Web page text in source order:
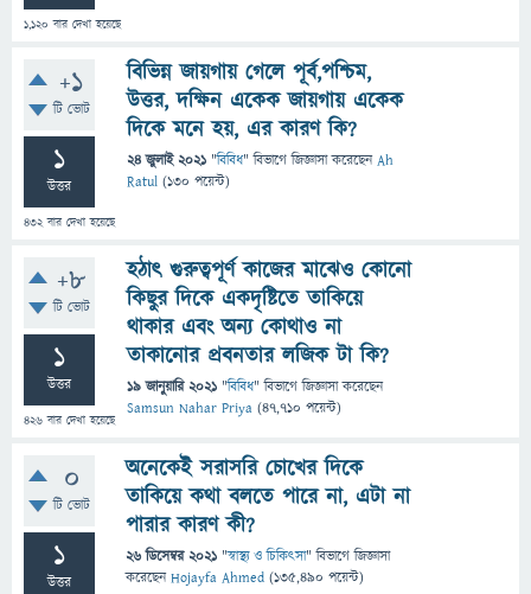
1,120 বার দেখা হয়েছে
+1
টি ভোট
1
উত্তর
432বার দেখা হয়েছে
বিভিন্ন জায়গায় গেলে পূর্ব,পশ্চিম,
উত্তর, দক্ষিন একেক জায়গায় একেক
দিকে মনে হয়, এর কারণ কি?
24 জুলাই 2021 "বিবিধ" বিভাগে জিজ্ঞাসাকরেছেনAh
Ratul (130 পয়েন্ট)
+8
টি ভোট
1
উত্তর
426 বার দেখা হয়েছে
হঠাৎ গুরুত্বপূর্ণ কাজের মাঝেও কোনো
কিছুর দিকে একদৃষ্টিতে তাকিয়ে
থাকার এবং অন্য কোথাও না
তাকানোর প্রবনতার লজিক টা কি?
19 জানুয়ারি 2021 "বিবিধ" বিভাগে জিজ্ঞাসাকরেছেন
Samsun Nahar Priya (47,710 পয়েন্ট)
0
টি ভোট
1
উত্তর
অনেকেই সরাসরি চোখের দিকে
তাকিয়ে কথা বলতে পারে না, এটা না
পারার কারণ কী?
26 ডিসেম্বর 2021 "স্বাস্থ্য ও চিকিৎসা" বিভাগে জিজ্ঞাসা
করেছেনHojayfa Ahmed (135,490 পয়েন্ট)